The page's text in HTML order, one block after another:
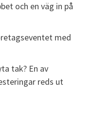
och en väg in på
med
tak? En av
reds ut